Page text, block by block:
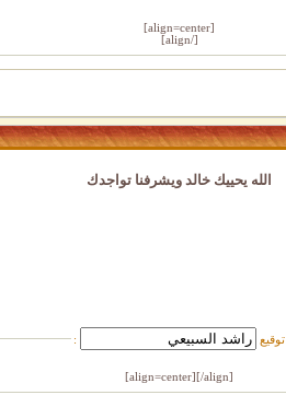
[align=center]
[/align]
الله يحييك خالد ويشرفنا تواجدك
توقيع
[align=center]
[/align]